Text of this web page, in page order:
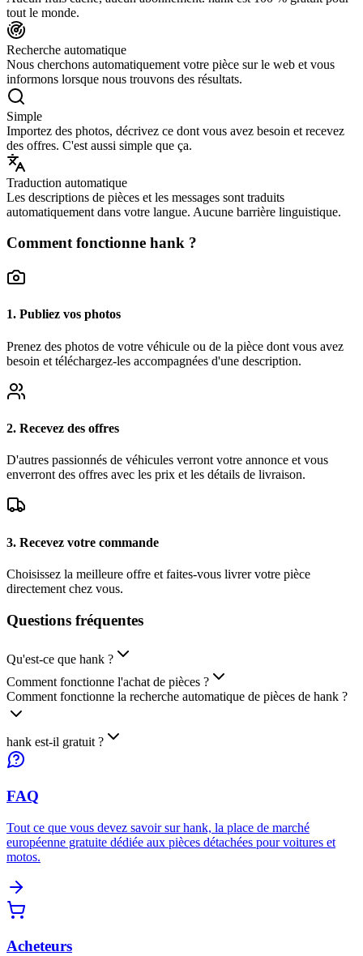
tout le monde.
Recherche automatique
Nous cherchons automatiquement votre pièce sur le web et vous
informons lorsque nous trouvons des résultats.
Simple
Importez des photos, décrivez ce dont vous avez besoin et recevez
des offres. C'est aussi simple que ça.
Traduction automatique
Les descriptions de pièces et les messages sont traduits
automatiquement dans votre langue. Aucune barrière linguistique.
Comment fonctionne hank ?
1. Publiez vos photos
Prenez des photos de votre véhicule ou de la pièce dont vous avez
besoin et téléchargez-les accompagnées d'une description.
2. Recevez des offres
D'autres passionnés de véhicules verront votre annonce et vous
enverront des offres avec les prix et les détails de livraison.
3. Recevez votre commande
Choisissez la meilleure offre et faites-vous livrer votre pièce
directement chez vous.
Questions fréquentes
Qu'est-ce que hank ?
Comment fonctionne l'achat de pièces ?
Comment fonctionne la recherche automatique de pièces de hank ?
hank est-il gratuit ?
FAQ
Tout ce que vous devez savoir sur hank, la place de marché
européenne gratuite dédiée aux pièces détachées pour voitures et
motos.
Acheteurs